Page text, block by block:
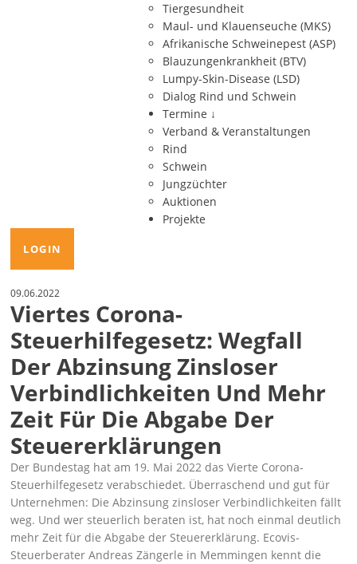
Tiergesundheit
Maul- und Klauenseuche (MKS)
Afrikanische Schweinepest (ASP)
Blauzungenkrankheit (BTV)
Lumpy-Skin-Disease (LSD)
Dialog Rind und Schwein
Termine ↓
Verband & Veranstaltungen
Rind
Schwein
Jungzüchter
Auktionen
Projekte
LOGIN
09.06.2022
Viertes Corona-
Steuerhilfegesetz: Wegfall
Der Abzinsung Zinsloser
Verbindlichkeiten Und Mehr
Zeit Für Die Abgabe Der
Steuererklärungen
Der Bundestag hat am 19. Mai 2022 das Vierte Corona-
Steuerhilfegesetz verabschiedet. Überraschend und gut für
Unternehmen: Die Abzinsung zinsloser Verbindlichkeiten fällt
weg. Und wer steuerlich beraten ist, hat noch einmal deutlich
mehr Zeit für die Abgabe der Steuererklärung. Ecovis-
Steuerberater Andreas Zängerle in Memmingen kennt die